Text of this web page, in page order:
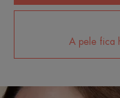
A pele fica